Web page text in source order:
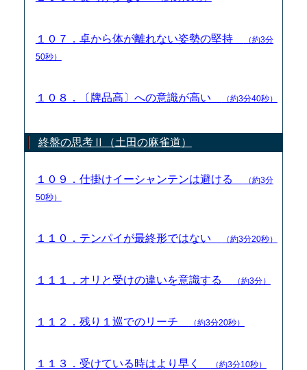
１０７．卓から体が離れない姿勢の堅持
（約3分
50秒）
１０８．〔牌品高〕への意識が高い （約3分40秒）
終盤の思考Ⅱ（土田の麻雀道）
１０９．仕掛けイーシャンテンは避ける
（約3分
50秒）
１１０．テンパイが最終形ではない （約3分20秒）
１１１．オリと受けの違いを意識する （約3分）
１１２．残り１巡でのリーチ （約3分20秒）
１１３．受けている時はより早く （約3分10秒）